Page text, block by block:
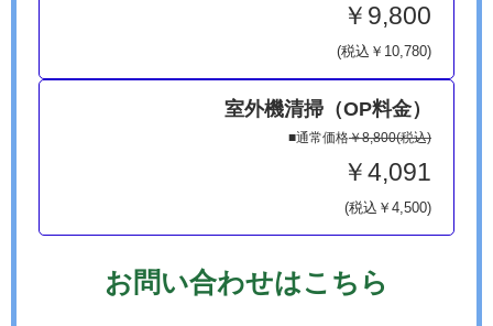
￥9,800
(税込￥10,780)
室外機清掃（OP料金）
■通常価格￥8,800(税込)
￥4,091
(税込￥4,500)
お問い合わせはこちら